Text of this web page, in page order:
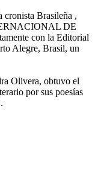
cronista Brasileña ,
DE
con la Editorial
Alegre, Brasil, un
Olivera, obtuvo el
por sus poesías